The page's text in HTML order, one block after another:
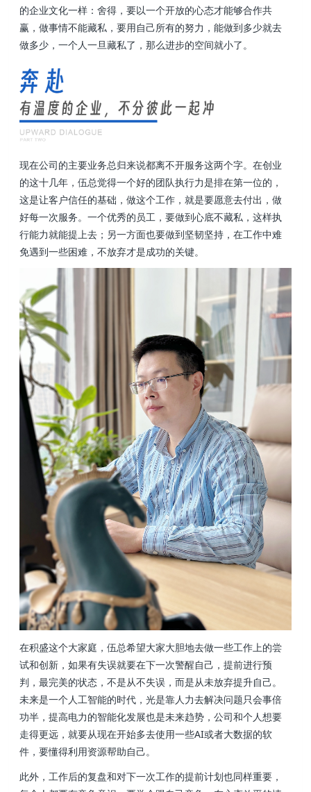
的企业文化一样：舍得，要以一个开放的心态才能够合作共
赢，做事情不能藏私，要用自己所有的努力，能做到多少就去
做多少，一个人一旦藏私了，那么进步的空间就小了。
现在公司的主要业务总归来说都离不开服务这两个字。在创业
的这十几年，伍总觉得一个好的团队执行力是排在第一位的，
这是让客户信任的基础，做这个工作，就是要愿意去付出，做
好每一次服务。一个优秀的员工，要做到心底不藏私，这样执
行能力就能提上去；另一方面也要做到坚韧坚持，在工作中难
免遇到一些困难，不放弃才是成功的关键。
在积盛这个大家庭，伍总希望大家大胆地去做一些工作上的尝
试和创新，如果有失误就要在下一次警醒自己，提前进行预
判，最完美的状态，不是从不失误，而是从未放弃提升自己。
未来是一个人工智能的时代，光是靠人力去解决问题只会事倍
功半，提高电力的智能化发展也是未来趋势，公司和个人想要
走得更远，就要从现在开始多去使用一些AI或者大数据的软
件，要懂得利用资源帮助自己。
此外，工作后的复盘和对下一次工作的提前计划也同样重要，